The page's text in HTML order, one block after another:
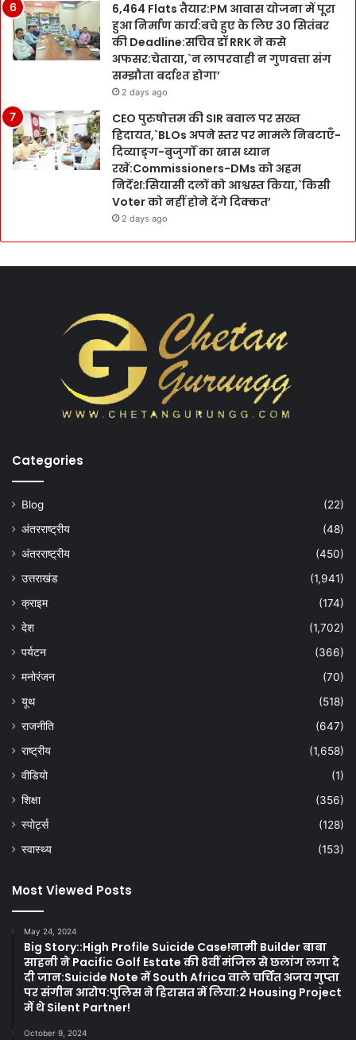
6,464 Flats तैयार:PM आवास योजना में पूरा
हुआ निर्माण कार्य:बचे हुए के लिए 30 सितंबर
की Deadline:सचिव डॉ RRK ने कसे
अफसर:चेताया,`न लापरवाही न गुणवत्ता संग
सम्झौता बर्दाश्त होगा’
2 days ago
CEO पुरुषोत्तम की SIR बवाल पर सख्त
हिदायत,`BLOs अपने स्तर पर मामले निबटाएँ-
दिव्याङ्ग-बुजुर्गों का खास ध्यान
रखें:Commissioners-DMs को अहम
निर्देश:सियासी दलों को आश्वस्त किया,`किसी
Voter को नहीं होने देंगे दिक्कत’
2 days ago
Categories
Blog
(22)
अंतरराष्ट्रीय
(48)
अंतरराष्ट्रीय
(450)
उत्तराखंड
(1,941)
क्राइम
(174)
देश
(1,702)
पर्यटन
(366)
मनोरंजन
(70)
यूथ
(518)
राजनीति
(647)
राष्ट्रीय
(1,658)
वीडियो
(1)
शिक्षा
(356)
स्पोर्ट्स
(128)
स्वास्थ्य
(153)
Most Viewed Posts
May 24, 2024
Big Story::High Profile Suicide Case!नामी Builder बाबा
साहनी ने Pacific Golf Estate की 8वीं मंजिल से छलांग लगा दे
दी जान:Suicide Note में South Africa वाले चर्चित अजय गुप्ता
पर संगीन आरोप:पुलिस ने हिरासत में लिया:2 Housing Project
में थे Silent Partner!
October 9, 2024